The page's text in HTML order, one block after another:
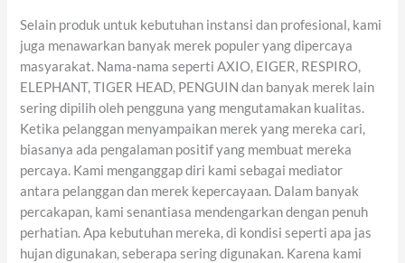
Selain produk untuk kebutuhan instansi dan profesional, kami
juga menawarkan banyak merek populer yang dipercaya
masyarakat. Nama-nama seperti AXIO, EIGER, RESPIRO,
ELEPHANT, TIGER HEAD, PENGUIN dan banyak merek lain
sering dipilih oleh pengguna yang mengutamakan kualitas.
Ketika pelanggan menyampaikan merek yang mereka cari,
biasanya ada pengalaman positif yang membuat mereka
percaya. Kami menganggap diri kami sebagai mediator
antara pelanggan dan merek kepercayaan. Dalam banyak
percakapan, kami senantiasa mendengarkan dengan penuh
perhatian. Apa kebutuhan mereka, di kondisi seperti apa jas
hujan digunakan, seberapa sering digunakan. Karena kami